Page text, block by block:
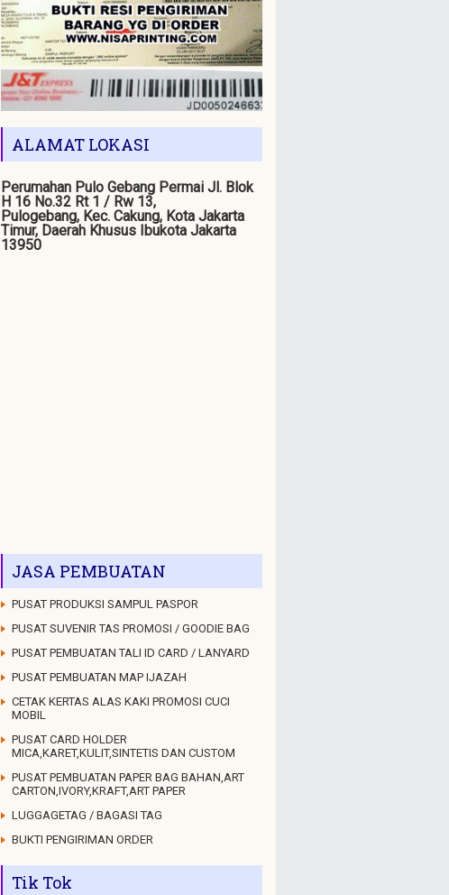
ALAMAT LOKASI
Perumahan Pulo Gebang Permai Jl. Blok
H 16 No.32 Rt 1 / Rw 13,
Pulogebang, Kec. Cakung, Kota Jakarta
Timur, Daerah Khusus Ibukota Jakarta
13950
JASA PEMBUATAN
PUSAT PRODUKSI SAMPUL PASPOR
PUSAT SUVENIR TAS PROMOSI / GOODIE BAG
PUSAT PEMBUATAN TALI ID CARD / LANYARD
PUSAT PEMBUATAN MAP IJAZAH
CETAK KERTAS ALAS KAKI PROMOSI CUCI
MOBIL
PUSAT CARD HOLDER
MICA,KARET,KULIT,SINTETIS DAN CUSTOM
PUSAT PEMBUATAN PAPER BAG BAHAN,ART
CARTON,IVORY,KRAFT,ART PAPER
LUGGAGETAG / BAGASI TAG
BUKTI PENGIRIMAN ORDER
Tik Tok